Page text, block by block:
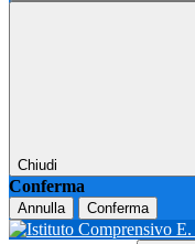
Chiudi
Conferma
Annulla Conferma